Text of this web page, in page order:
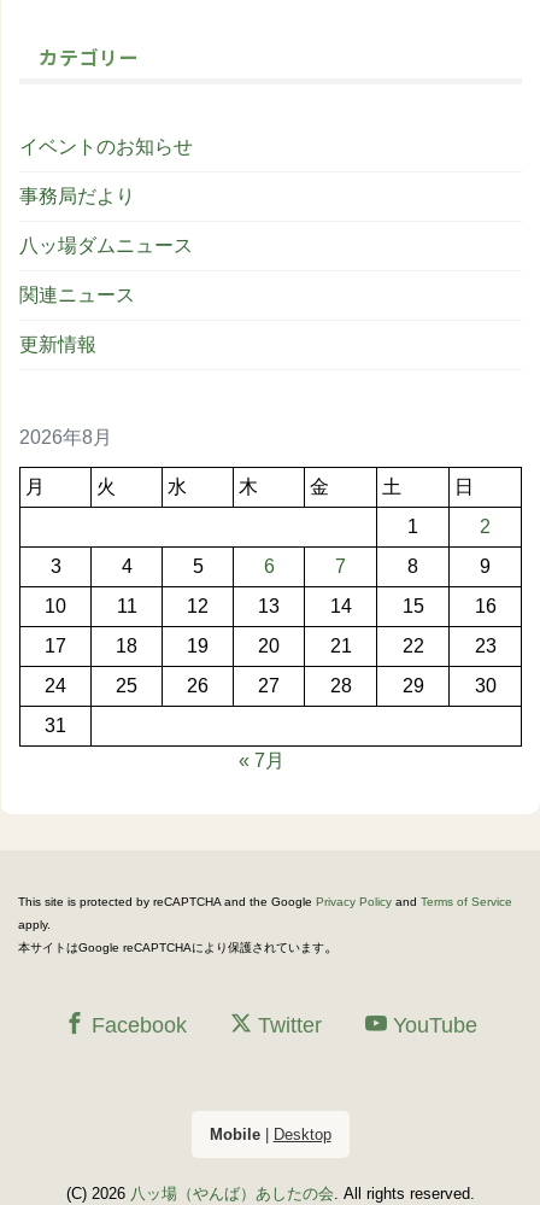
カテゴリー
イベントのお知らせ
事務局だより
八ッ場ダムニュース
関連ニュース
更新情報
2026年8月
月 火 水 木 金 土
日
1
2
3
4 5 6 7 8
9
10
11 12 13 14 15
16
17
18 19 20 21 22
23
24
25 26 27 28 29
30
31
« 7月
This site is protected by reCAPTCHA and the Google Privacy Policy and Terms of Service
apply.
本サイトはGoogle reCAPTCHAにより保護されています。
Facebook Twitter YouTube
Mobile| Desktop
(C) 2026 八ッ場（やんば）あしたの会. All rights reserved.